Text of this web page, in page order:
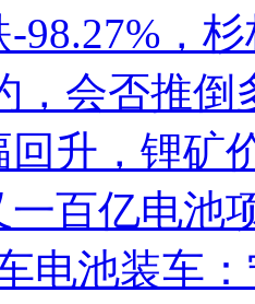
98.27%，
，会否推倒
回升，锂矿
一百亿电池
电池装车